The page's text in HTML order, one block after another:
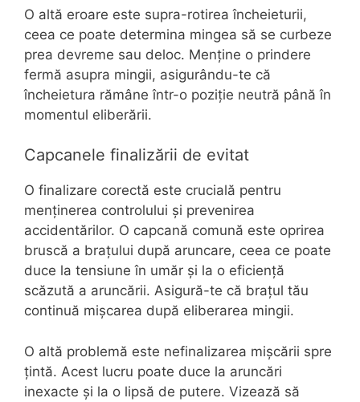
O altă eroare este supra-rotirea încheieturii,
ceea ce poate determina mingea să se curbeze
prea devreme sau deloc. Menține o prindere
fermă asupra mingii, asigurându-te că
încheietura rămâne într-o poziție neutră până în
momentul eliberării.
Capcanele finalizării de evitat
O finalizare corectă este crucială pentru
menținerea controlului și prevenirea
accidentărilor. O capcană comună este oprirea
bruscă a brațului după aruncare, ceea ce poate
duce la tensiune în umăr și la o eficiență
scăzută a aruncării. Asigură-te că brațul tău
continuă mișcarea după eliberarea mingii.
O altă problemă este nefinalizarea mișcării spre
țintă. Acest lucru poate duce la aruncări
inexacte și la o lipsă de putere. Vizează să